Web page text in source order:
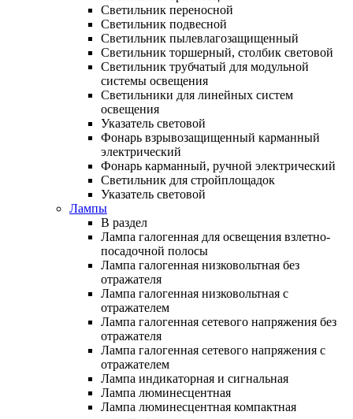
Светильник переносной
Светильник подвесной
Светильник пылевлагозащищенный
Светильник торшерный, столбик световой
Светильник трубчатый для модульной
системы освещения
Светильники для линейных систем
освещения
Указатель световой
Фонарь взрывозащищенный карманный
электрический
Фонарь карманный, ручной электрический
Светильник для стройплощадок
Указатель световой
Лампы
В раздел
Лампа галогенная для освещения взлетно-
посадочной полосы
Лампа галогенная низковольтная без
отражателя
Лампа галогенная низковольтная с
отражателем
Лампа галогенная сетевого напряжения без
отражателя
Лампа галогенная сетевого напряжения с
отражателем
Лампа индикаторная и сигнальная
Лампа люминесцентная
Лампа люминесцентная компактная